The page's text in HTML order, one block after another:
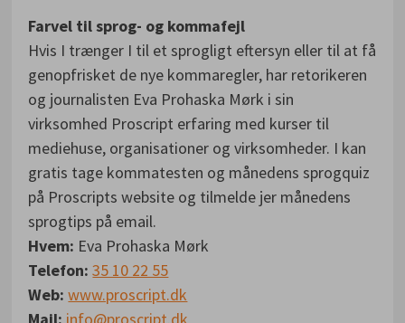
Farvel til sprog- og kommafejl
Hvis I trænger I til et sprogligt eftersyn eller til at få
genopfrisket de nye kommaregler, har retorikeren
og journalisten Eva Prohaska Mørk i sin
virksomhed Proscript erfaring med kurser til
mediehuse, organisationer og virksomheder. I kan
gratis tage kommatesten og månedens sprogquiz
på Proscripts website og tilmelde jer månedens
sprogtips på email.
Hvem: Eva Prohaska Mørk
Telefon: 35 10 22 55
Web: www.proscript.dk
Mail: info@proscript.dk